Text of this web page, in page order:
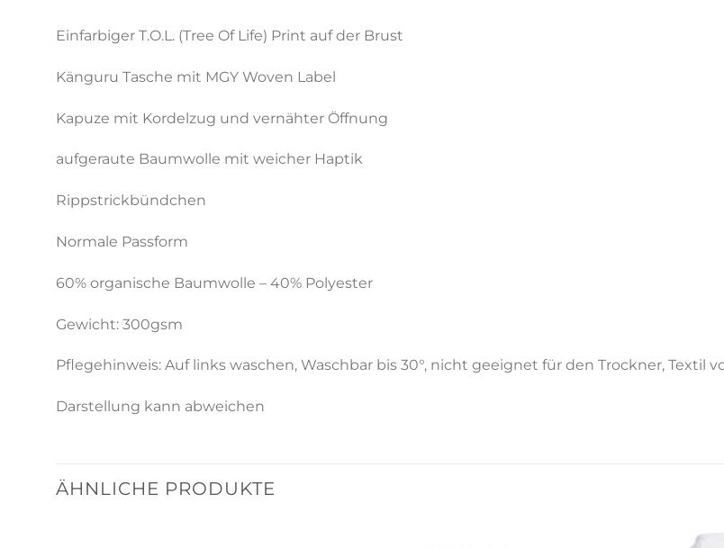
Einfarbiger T.O.L. (Tree Of Life) Print auf der Brust
Känguru Tasche mit MGY Woven Label
Kapuze mit Kordelzug und vernähter Öffnung
aufgeraute Baumwolle mit weicher Haptik
Rippstrickbündchen
Normale Passform
60% organische Baumwolle – 40% Polyester
Gewicht: 300gsm
Pflegehinweis: Auf links waschen, Waschbar bis 30°, nicht geeignet für den Trockner, Textil
Darstellung kann abweichen
ÄHNLICHE PRODUKTE